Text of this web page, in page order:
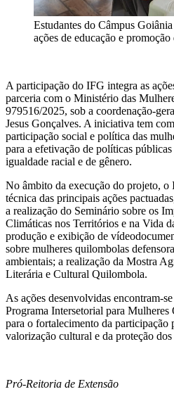
Estudantes do Câmpus
ações de educação e promoção
A participação do IFG integra as
parceria com o Ministério das
979516/2025, sob a coordenação-
Jesus Gonçalves. A iniciativa tem
participação social e política das
para a efetivação de políticas
igualdade racial e de gênero.
No âmbito da execução do projeto, o
técnica das principais ações
a realização do Seminário sobre os
Climáticas nos Territórios e na Vida
produção e exibição de
sobre mulheres quilombolas
ambientais; a realização da Mostra
Literária e Cultural Quilombola.
As ações desenvolvidas encontram-
Programa Intersetorial para
para o fortalecimento da
valorização cultural e da proteção
Pró-Reitoria de Extensão